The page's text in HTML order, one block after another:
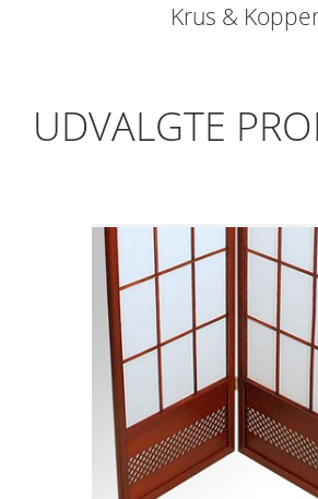
Krus &
UDVALGTE
3-FLØJET
FOLDESKÆRM
KANT, BRUN
Se detajler